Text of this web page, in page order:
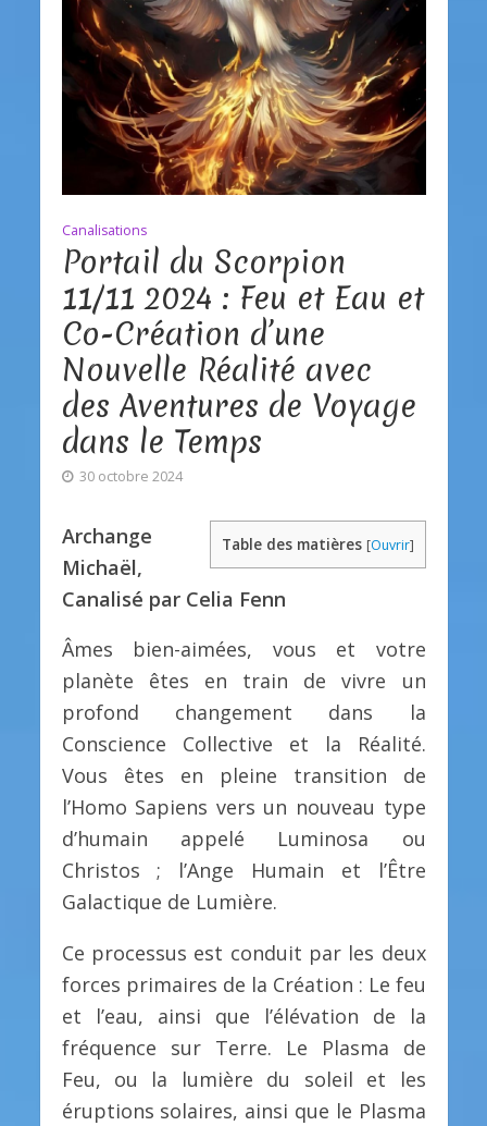
Canalisations
Portail du Scorpion
11/11 2024 : Feu et Eau et
Co-Création d’une
Nouvelle Réalité avec
des Aventures de Voyage
dans le Temps
30 octobre 2024
Table des matières [Ouvrir]
Archange
Michaël,
Canalisé par Celia Fenn
Âmes bien-aimées, vous et votre
planète êtes en train de vivre un
profond changement dans la
Conscience Collective et la Réalité.
Vous êtes en pleine transition de
l’Homo Sapiens vers un nouveau type
d’humain appelé Luminosa ou
Christos ; l’Ange Humain et l’Être
Galactique de Lumière.
Ce processus est conduit par les deux
forces primaires de la Création : Le feu
et l’eau, ainsi que l’élévation de la
fréquence sur Terre. Le Plasma de
Feu, ou la lumière du soleil et les
éruptions solaires, ainsi que le Plasma